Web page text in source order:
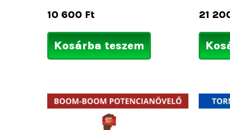
10 600 Ft
Kosárba teszem
21